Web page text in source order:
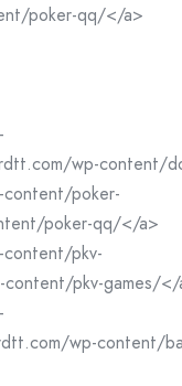
poker-qq/</a>
wp-content/
poker-
poker-qq/</a>
pkv-
pkv-games/
wp-content/